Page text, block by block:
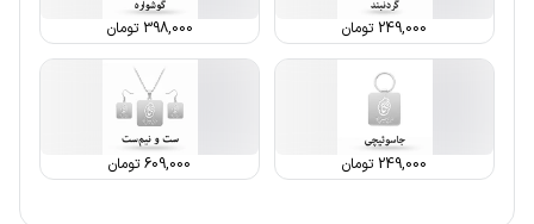
249,000 تومان 398,000 تومان
249,000 تومان 609,000تومان